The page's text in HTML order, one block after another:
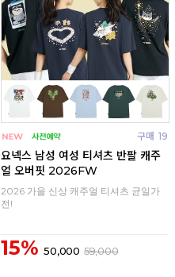
구매 19
요넥스 남성 여성 티셔츠 반팔 캐주
얼 오버핏 2026FW
2026 가을 신상 캐주얼 티셔츠 균일가
전!
15% 50,000 59,000